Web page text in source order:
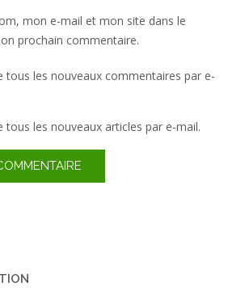
mon e-mail et mon site dans le
prochain commentaire.
tous les nouveaux commentaires par e-
tous les nouveaux articles par e-mail.